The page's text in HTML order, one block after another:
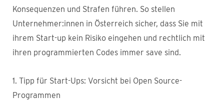
Konsequenzen und Strafen führen. So stellen
Unternehmer:innen in Österreich sicher, dass Sie mit
ihrem Start-up kein Risiko eingehen und rechtlich mit
ihren programmierten Codes immer save sind.
1. Tipp für Start-Ups: Vorsicht bei Open Source-
Programmen